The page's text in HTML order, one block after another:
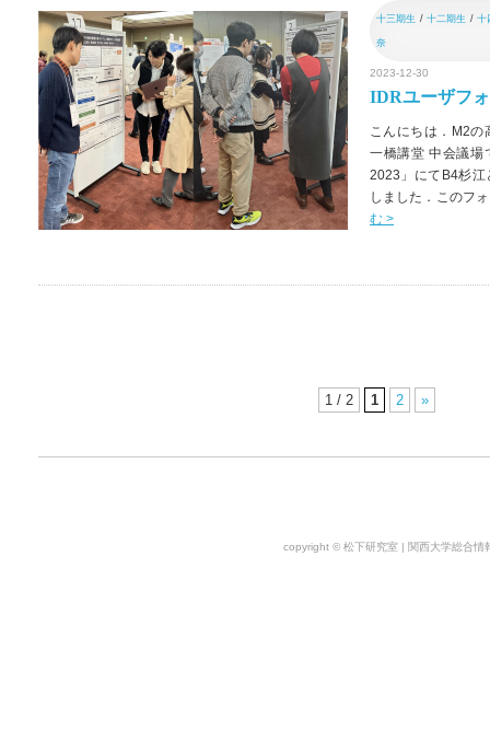
十三期生 / 十二期生 / 十
奈
2023-12-30
IDRユーザフ
こんにちは．M2
一橋講堂 中会議場
2023」にてB4杉江
しました．このフ
む >
1 / 2 1 2 »
copyright © 松下研究室 | 関西大学総合